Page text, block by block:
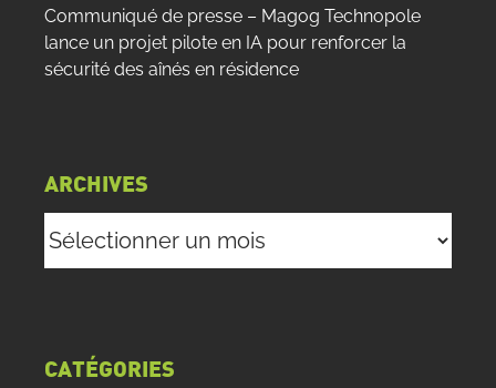
Communiqué de presse – Magog Technopole
lance un projet pilote en IA pour renforcer la
sécurité des aînés en résidence
ARCHIVES
CATÉGORIES